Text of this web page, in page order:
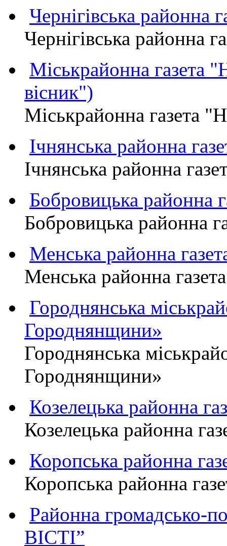
Чернігівська
Чернігівська
Міськрайонна
вісник")
Міськрайонна газета
Ічнянська районна
Ічнянська районна
Бобровицька
Бобровицька
Менська районна
Менська районна
Городнянська
Городнянщини»
Городнянська
Городнянщини»
Козелецька районна
Козелецька районна
Коропська районна
Коропська районна
Районна громадсько-
ВІСТІ”